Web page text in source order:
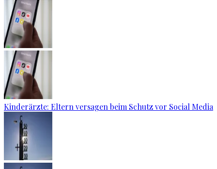
Kinderärzte: Eltern versagen beim Schutz vor Social Media